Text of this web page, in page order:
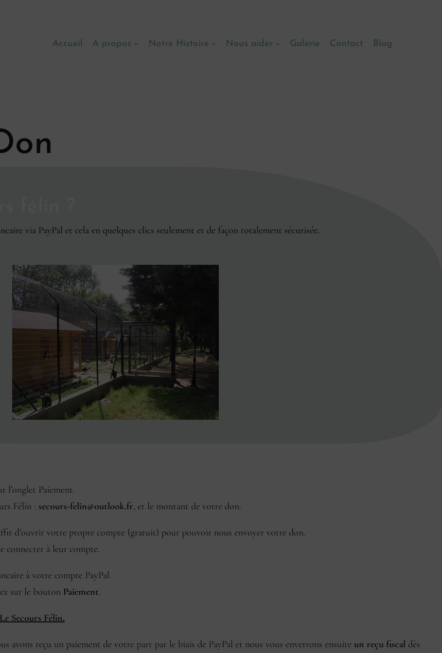
Accueil A propos Notre Histoire Nous aider Galerie Contact Blog
via PayPal et cela en quelques clics seulement et de façon totalement sécurisée.
l’onglet Paiement.
Félin : secours-felin@outlook.fr, et le montant de votre don.
d’ouvrir votre propre compte (gratuit) pour pouvoir nous envoyer votre don.
connecter à leur compte.
à votre compte PayPal.
sur le bouton Paiement.
Secours Félin.
avons reçu un paiement de votre part par le biais de PayPal et nous vous enverrons ensuite un reçu fiscal dès